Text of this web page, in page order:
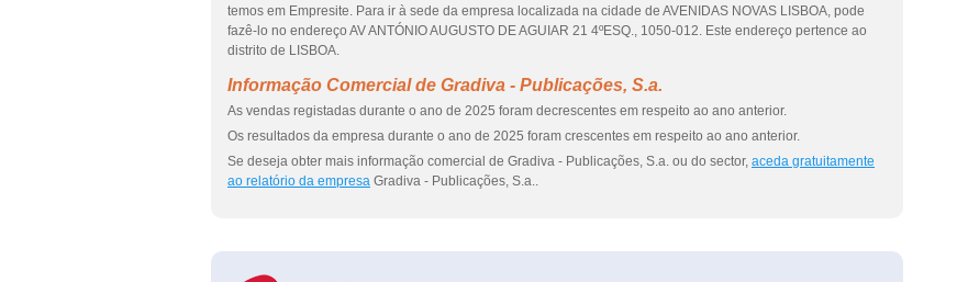
temos em Empresite. Para ir à sede da empresa localizada na cidade de AVENIDAS NOVAS LISBOA, pode
fazê-lo no endereço AV ANTÓNIO AUGUSTO DE AGUIAR 21 4ºESQ., 1050-012. Este endereço pertence ao
distrito de LISBOA.
Informação Comercial de Gradiva - Publicações, S.a.
As vendas registadas durante o ano de 2025 foram decrescentes em respeito ao ano anterior.
Os resultados da empresa durante o ano de 2025 foram crescentes em respeito ao ano anterior.
Se deseja obter mais informação comercial de Gradiva - Publicações, S.a. ou do sector, aceda gratuitamente
ao relatório da empresa Gradiva - Publicações, S.a..